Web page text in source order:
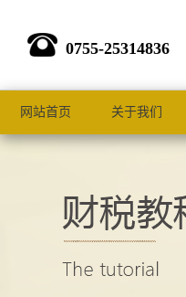
0755-25314836
网站首页 关于我们